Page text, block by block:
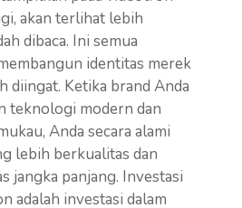
akan terlihat lebih
dibaca. Ini semua
identitas merek
diingat. Ketika brand Anda
teknologi modern dan
Anda secara alami
lebih berkualitas dan
jangka panjang. Investasi
adalah investasi dalam